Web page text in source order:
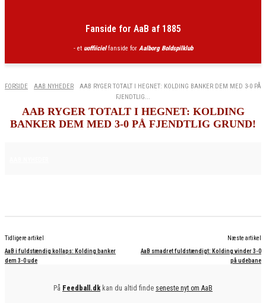
Fanside for AaB af 1885
- et uoffiicielfanside for Aalborg Boldspilklub
FORSIDE AAB NYHEDER
AAB RYGER TOTALT I HEGNET: KOLDING BANKER DEM MED 3-0 PÅ
FJENDTLIG...
AAB RYGER TOTALT I HEGNET: KOLDING
BANKER DEM MED 3-0 PÅ FJENDTLIG GRUND!
Tidligere artikel
AaB i fuldstændig kollaps: Kolding banker
dem 3-0 ude
Næste artikel
AaB smadret fuldstændigt: Kolding vinder 3-0
på udebane
På Feedball.dk kan du altid finde seneste nyt om AaB